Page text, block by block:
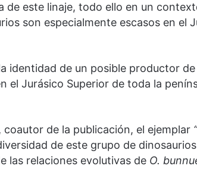
de este linaje, todo ello en un
son especialmente escasos en el
identidad de un posible productor
el Jurásico Superior de toda la
de la publicación, el ejemplar “
de este grupo de
las relaciones evolutivas de O.